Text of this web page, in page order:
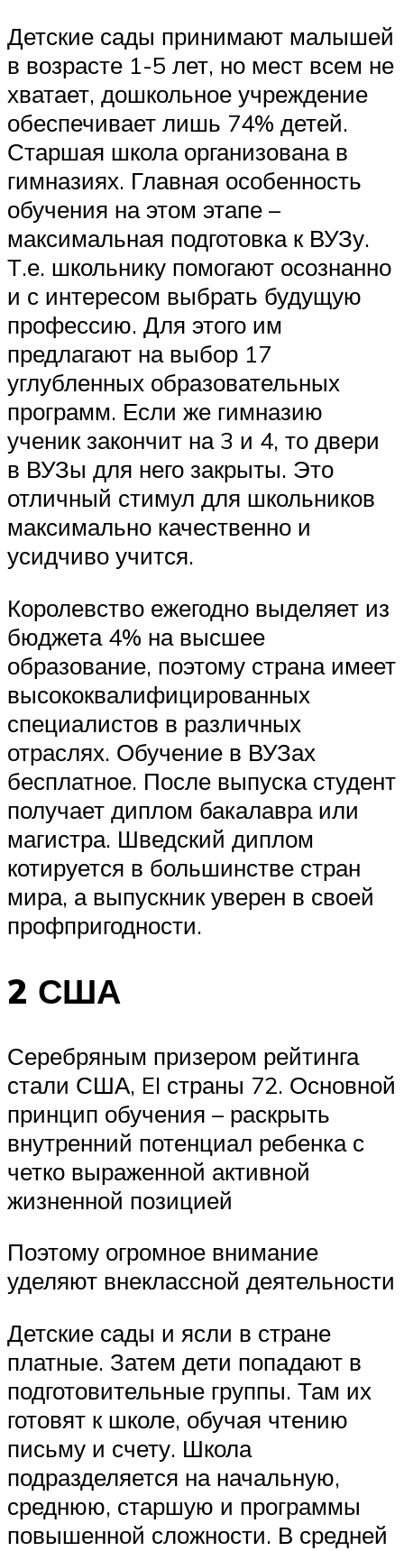
Детские сады принимают малышей
в возрасте 1-5 лет, но мест всем не
хватает, дошкольное учреждение
обеспечивает лишь 74% детей.
Старшая школа организована в
гимназиях. Главная особенность
обучения на этом этапе –
максимальная подготовка к ВУЗу.
Т.е. школьнику помогают осознанно
и с интересом выбрать будущую
профессию. Для этого им
предлагают на выбор 17
углубленных образовательных
программ. Если же гимназию
ученик закончит на 3 и 4, то двери
в ВУЗы для него закрыты. Это
отличный стимул для школьников
максимально качественно и
усидчиво учится.
Королевство ежегодно выделяет из
бюджета 4% на высшее
образование, поэтому страна имеет
высококвалифицированных
специалистов в различных
отраслях. Обучение в ВУЗах
бесплатное. После выпуска студент
получает диплом бакалавра или
магистра. Шведский диплом
котируется в большинстве стран
мира, а выпускник уверен в своей
профпригодности.
2 США
Серебряным призером рейтинга
стали США, EI страны 72. Основной
принцип обучения – раскрыть
внутренний потенциал ребенка с
четко выраженной активной
жизненной позицией
Поэтому огромное внимание
уделяют внеклассной деятельности
Детские сады и ясли в стране
платные. Затем дети попадают в
подготовительные группы. Там их
готовят к школе, обучая чтению
письму и счету. Школа
подразделяется на начальную,
среднюю, старшую и программы
повышенной сложности. В средней